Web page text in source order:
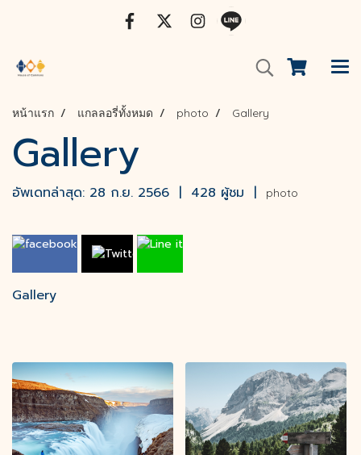
หน้าแรก แกลลอรี่ทั้งหมด photo Gallery
Gallery
อัพเดทล่าสุด: 28 ก.ย. 2566 | 428 ผู้ชม | photo
Gallery